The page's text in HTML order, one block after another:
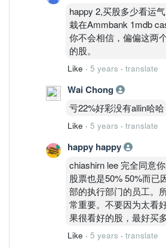
happy 2,买股多少看运
栽在Ammbank 1mdb
你不会相信，偏偏这两
的股。
Like · 5 years · translate
Wai Chong
亏22%好彩没有allin哈哈
Like · 5 years · translate
happy happy
chiashirn lee 完全同意
股票也是50% 50%而已
部的执行部门的员工。
常重要。不要因为太看
果很看好的股，最好买
Like · 5 years · translate